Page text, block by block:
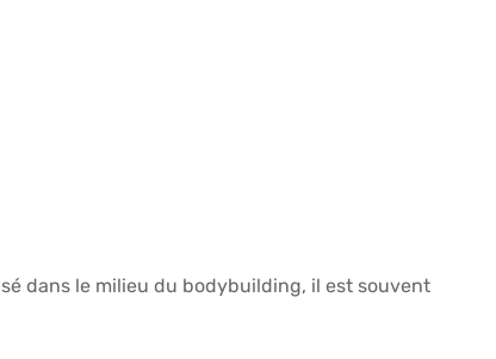
dans le milieu du bodybuilding, il est souvent